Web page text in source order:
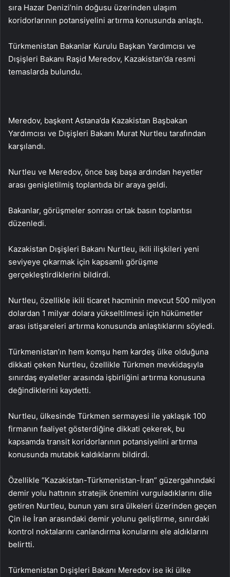
sıra Hazar Denizi’nin doğusu üzerinden ulaşım
koridorlarının potansiyelini artırma konusunda anlaştı.
Türkmenistan Bakanlar Kurulu Başkan Yardımcısı ve
Dışişleri Bakanı Raşid Meredov, Kazakistan’da resmi
temaslarda bulundu.
Meredov, başkent Astana’da Kazakistan Başbakan
Yardımcısı ve Dışişleri Bakanı Murat Nurtleu tarafından
karşılandı.
Nurtleu ve Meredov, önce baş başa ardından heyetler
arası genişletilmiş toplantıda bir araya geldi.
Bakanlar, görüşmeler sonrası ortak basın toplantısı
düzenledi.
Kazakistan Dışişleri Bakanı Nurtleu, ikili ilişkileri yeni
seviyeye çıkarmak için kapsamlı görüşme
gerçekleştirdiklerini bildirdi.
Nurtleu, özellikle ikili ticaret hacminin mevcut 500 milyon
dolardan 1 milyar dolara yükseltilmesi için hükümetler
arası istişareleri artırma konusunda anlaştıklarını söyledi.
Türkmenistan’ın hem komşu hem kardeş ülke olduğuna
dikkati çeken Nurtleu, özellikle Türkmen mevkidaşıyla
sınırdaş eyaletler arasında işbirliğini artırma konusuna
değindiklerini kaydetti.
Nurtleu, ülkesinde Türkmen sermayesi ile yaklaşık 100
firmanın faaliyet gösterdiğine dikkati çekerek, bu
kapsamda transit koridorlarının potansiyelini artırma
konusunda mutabık kaldıklarını bildirdi.
Özellikle “Kazakistan-Türkmenistan-İran” güzergahındaki
demir yolu hattının stratejik önemini vurguladıklarını dile
getiren Nurtleu, bunun yanı sıra ülkeleri üzerinden geçen
Çin ile İran arasındaki demir yolunu geliştirme, sınırdaki
kontrol noktalarını canlandırma konularını ele aldıklarını
belirtti.
Türkmenistan Dışişleri Bakanı Meredov ise iki ülke